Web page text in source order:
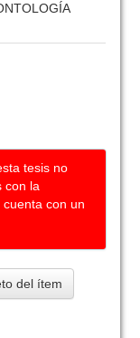
tesis no
con la
con un
del ítem